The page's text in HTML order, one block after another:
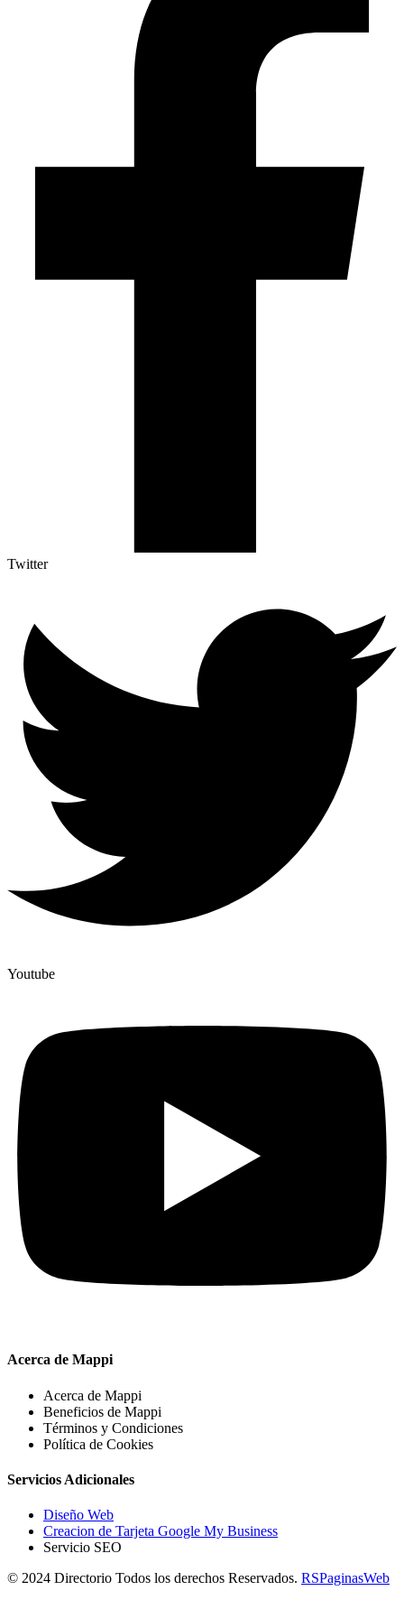
Twitter
Youtube
Acerca de Mappi
Acerca de Mappi
Beneficios de Mappi
Términos y Condiciones
Política de Cookies
Servicios Adicionales
Diseño Web
Creacion de Tarjeta Google My Business
Servicio SEO
© 2024 Directorio Todos los derechos Reservados. RSPaginasWeb